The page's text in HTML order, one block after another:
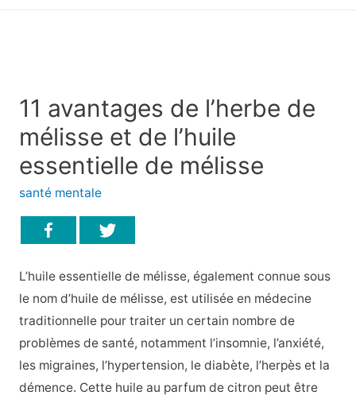
11 avantages de l’herbe de
mélisse et de l’huile
essentielle de mélisse
santé mentale
L’huile essentielle de mélisse, également connue sous
le nom d’huile de mélisse, est utilisée en médecine
traditionnelle pour traiter un certain nombre de
problèmes de santé, notamment l’insomnie, l’anxiété,
les migraines, l’hypertension, le diabète, l’herpès et la
démence. Cette huile au parfum de citron peut être